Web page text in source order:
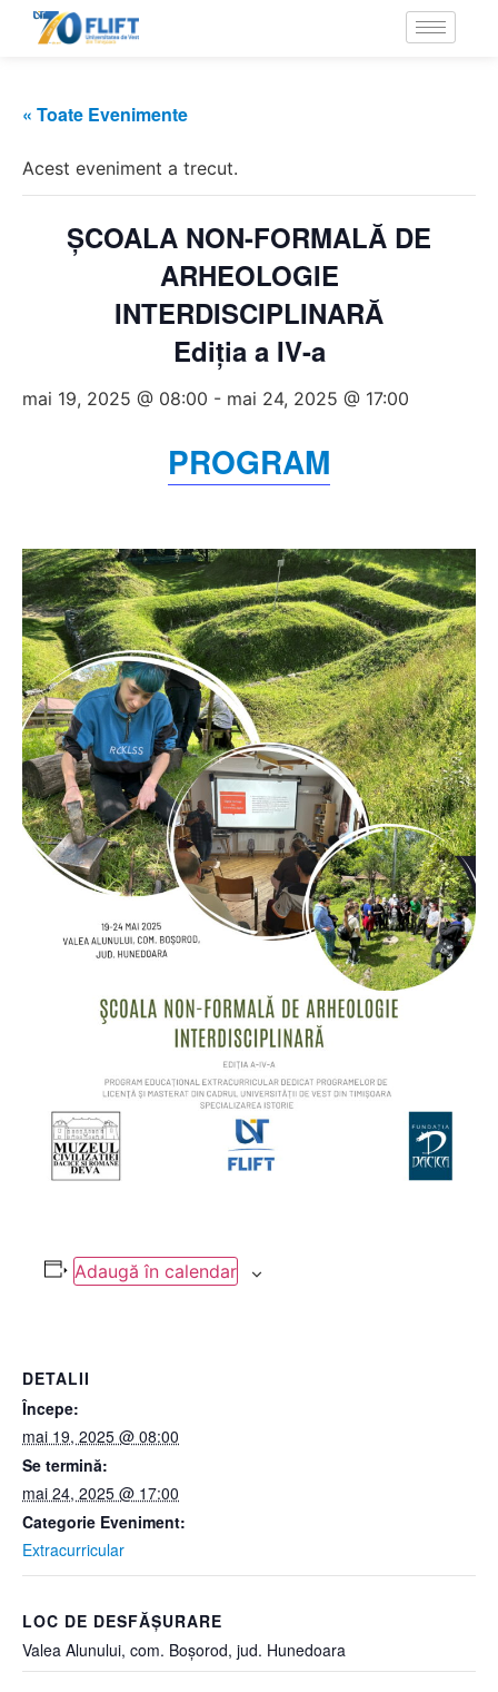
« Toate Evenimente
Acest eveniment a trecut.
ŞCOALA NON-FORMALĂ DE
ARHEOLOGIE
INTERDISCIPLINARĂ
Ediția a IV-a
mai 19, 2025 @ 08:00 - mai 24, 2025 @ 17:00
PROGRAM
Adaugă în calendar
DETALII
Începe:
mai 19, 2025 @ 08:00
Se termină:
mai 24, 2025 @ 17:00
Categorie Eveniment:
Extracurricular
LOC DE DESFĂȘURARE
Valea Alunului, com. Boșorod, jud. Hunedoara